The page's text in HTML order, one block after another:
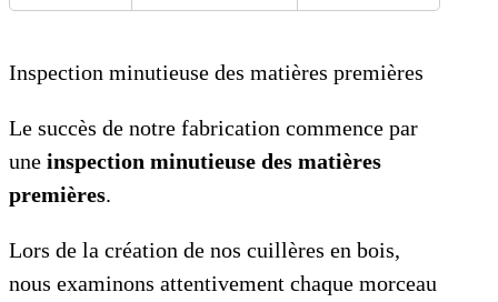
Inspection minutieuse des matières premières
Le succès de notre fabrication commence par
une inspection minutieuse des matières
premières.
Lors de la création de nos cuillères en bois,
nous examinons attentivement chaque morceau